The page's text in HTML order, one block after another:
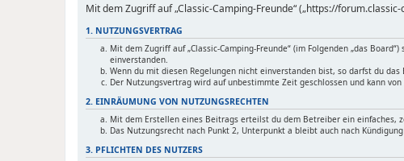
Mit dem Zugriff auf „Classic-Camping-Freunde“ („https://
1. NUTZUNGSVERTRAG
Mit dem Zugriff auf „Classic-Camping-Freunde“ (im Folgenden „das
einverstanden.
Wenn du mit diesen Regelungen nicht einverstanden bist, so darfst du
Der Nutzungsvertrag wird auf unbestimmte Zeit geschlossen und kann
2. EINRÄUMUNG VON NUTZUNGSRECHTEN
Mit dem Erstellen eines Beitrags erteilst du dem Betreiber ein einfaches,
Das Nutzungsrecht nach Punkt 2, Unterpunkt a bleibt auch nach
3. PFLICHTEN DES NUTZERS